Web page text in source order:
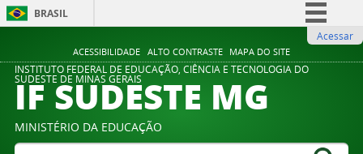
ACESSIBILIDADE ALTO CONTRASTE MAPA DO SITE
BRASIL
Comunica BR
Participe
Legislação
Acessar
INSTITUTO FEDERAL DE EDUCAÇÃO, CIÊNCIA E TECNOLOGIA DO
SUDESTE DE MINAS GERAIS
IF SUDESTE MG
MINISTÉRIO DA EDUCAÇÃO
Buscar no portal